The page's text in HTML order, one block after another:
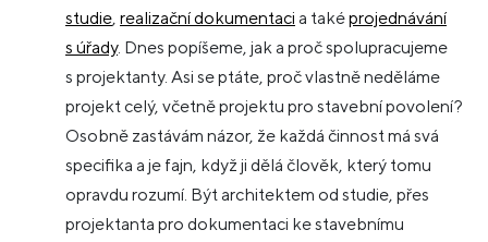
studie, realizační dokumentaci a taképrojednávání
s úřady. Dnes popíšeme, jak a proč spolupracujeme
s projektanty. Asi se ptáte, pročvlastně neděláme
projekt celý, včetně projektu pro stavební povolení?
Osobně zastávám názor, že každá činnost má svá
specifika a je fajn, když ji dělá člověk, který tomu
opravdu rozumí. Být architektem od studie, přes
projektanta pro dokumentaci ke stavebnímu